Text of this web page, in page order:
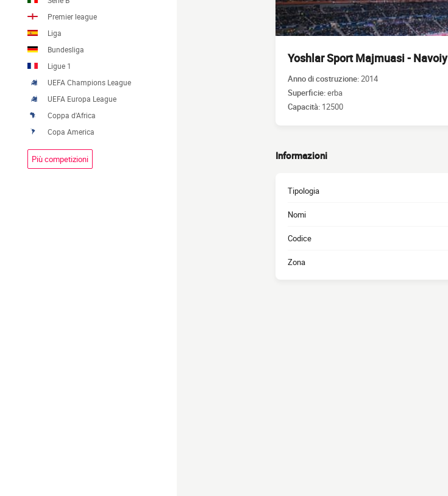
Premier league
Liga
Bundesliga
Ligue 1
UEFA Champions League
UEFA Europa League
Coppa d'Africa
Copa America
Più competizioni
Yoshlar Sport Majmuasi - Navoiy
Anno di costruzione:2014
Superficie:erba
Capacità: 12500
Informazioni
Tipologia
Nomi
Codice
Zona